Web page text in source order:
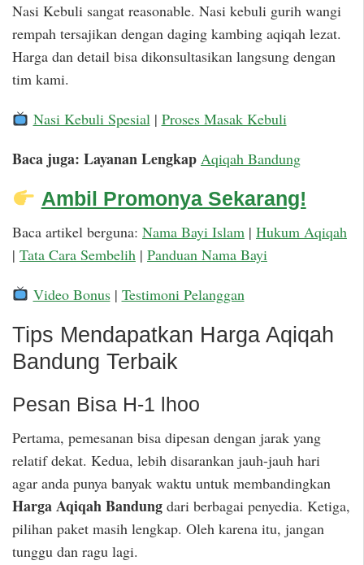
Nasi Kebuli sangat reasonable. Nasi kebuli gurih wangi
rempah tersajikan dengan daging kambing aqiqah lezat.
Harga dan detail bisa dikonsultasikan langsung dengan
tim kami.
Nasi Kebuli Spesial| Proses Masak Kebuli
Baca juga: Layanan Lengkap Aqiqah Bandung
Ambil Promonya Sekarang!
Baca artikel berguna: Nama Bayi Islam | Hukum Aqiqah
| Tata Cara Sembelih | Panduan Nama Bayi
Video Bonus| Testimoni Pelanggan
Tips Mendapatkan Harga Aqiqah
Bandung Terbaik
Pesan Bisa H-1 lhoo
Pertama, pemesanan bisa dipesan dengan jarak yang
relatif dekat. Kedua, lebih disarankan jauh-jauh hari
agar anda punya banyak waktu untuk membandingkan
Harga Aqiqah Bandung dari berbagai penyedia. Ketiga,
pilihan paket masih lengkap. Oleh karena itu, jangan
tunggu dan ragu lagi.